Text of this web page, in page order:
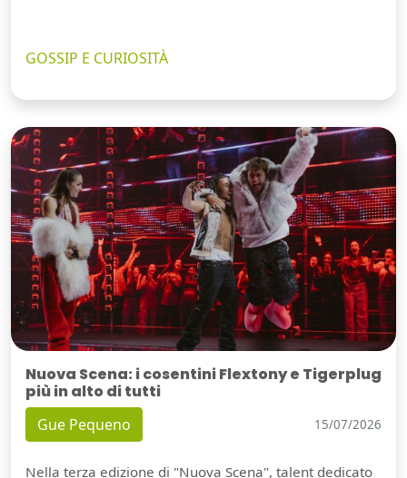
GOSSIP E CURIOSITÀ
Nuova Scena: i cosentini Flextony e Tigerplug
più in alto di tutti
Gue Pequeno 15/07/2026
Nella terza edizione di "Nuova Scena", talent dedicato